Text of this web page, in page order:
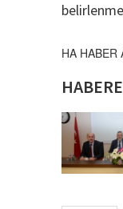
HA HABER